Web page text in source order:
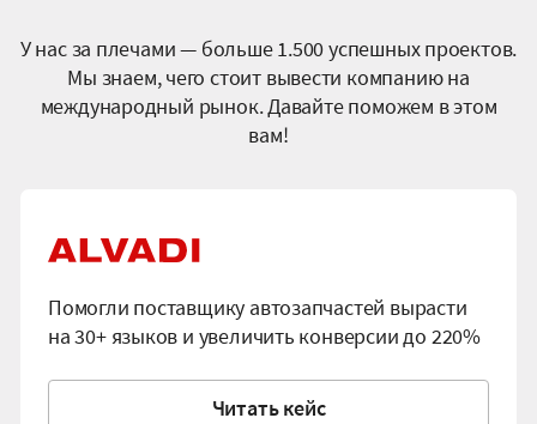
У нас за плечами — больше 1.500 успешных проектов.
Мы знаем, чего стоит вывести компанию на
международный рынок. Давайте поможем в этом
вам!
Помогли поставщику автозапчастей вырасти
на 30+ языков и увеличить конверсии до 220%
Читать кейс